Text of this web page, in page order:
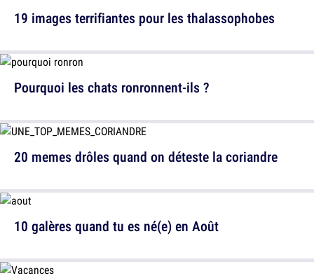
Pourquoi les chats ronronnent-ils ?
10 galères quand tu es né(e) en Août
19 images terrifiantes pour les thalassophobes
20 memes drôles quand on déteste la coriandre